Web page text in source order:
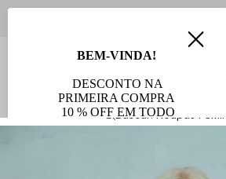
FRETE GRÁTIS PARA COMPRAS